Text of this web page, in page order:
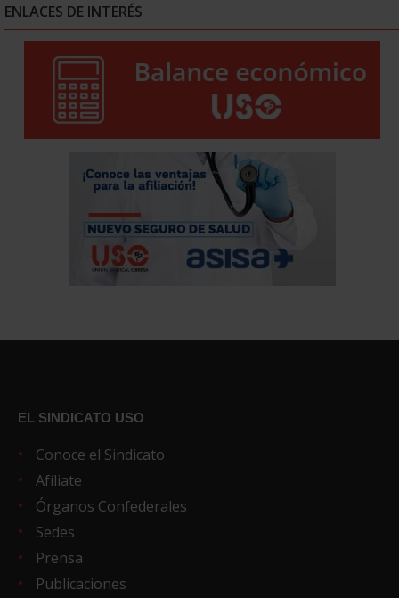
ENLACES DE INTERÉS
EL SINDICATO USO
Conoce el Sindicato
Afíliate
Órganos Confederales
Sedes
Prensa
Publicaciones